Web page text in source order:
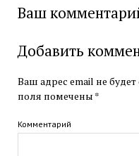
Ваш
Добавить
Ваш адрес email не
поля помечены *
Комментарий